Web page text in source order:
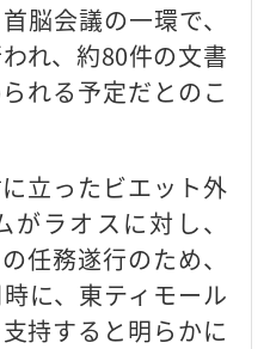
脳会議の一環で、
れ、約80件の文書
れる予定だとのこ
立ったビエット外
ラオスに対し、
任務遂行のため、
に、東ティモール
持すると明らかに